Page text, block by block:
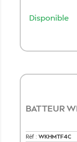
Disponible
BATTEUR
Réf : WKHMTF4C